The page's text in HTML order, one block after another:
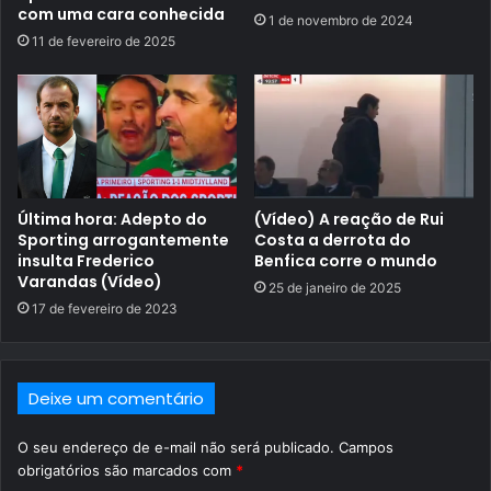
com uma cara conhecida
11 de fevereiro de 2025
1 de novembro de 2024
Última hora: Adepto do
Sporting arrogantemente
insulta Frederico
Varandas (Vídeo)
17 de fevereiro de 2023
(Vídeo) A reação de Rui
Costa a derrota do
Benfica corre o mundo
25 de janeiro de 2025
Deixe um comentário
O seu endereço de e-mail não será publicado. Campos
obrigatórios são marcados com *